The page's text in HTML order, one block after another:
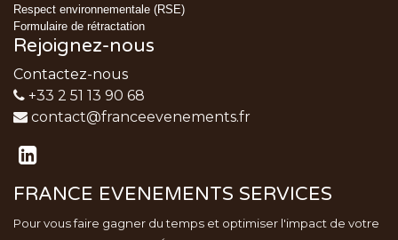
Respect environnementale (RSE)
Formulaire de rétractation
Rejoignez-nous
Contactez-nous
+33 2 51 13 90 68
contact@franceevenements.fr
FRANCE EVENEMENTS SERVICES
Pour vous faire gagner du temps et optimiser l'impact de votre